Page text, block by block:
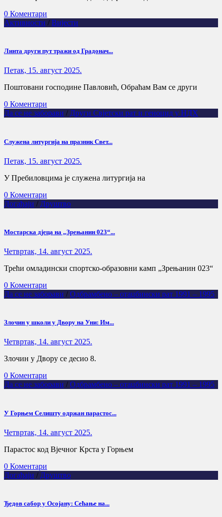
0 Коментари
Активности / Вијести
Линта други пут тражи од Градонач...
Петак, 15. август 2025.
Поштовани господине Павловић, Обраћам Вам се други
0 Коментари
Да се не заборави / Други Свјетски рат и геноцид у НДХ
Служена литургија на празник Свет...
Петак, 15. август 2025.
У Пребиловцима је служена литургија на
0 Коментари
Догађаји / Друштво
Мостарска дјеца на „Зрењанин 023“...
Четвртак, 14. август 2025.
Трећи омладински спортско-образовни камп „Зрењанин 023“
0 Коментари
Да се не заборави / Одбрамбено – отаџбински рат 1991 – 1995
Злочин у школи у Двору на Уни: Им...
Четвртак, 14. август 2025.
Злочин у Двору се десио 8.
0 Коментари
Да се не заборави / Одбрамбено – отаџбински рат 1991 – 1995
У Горњем Селишту одржан парастос...
Четвртак, 14. август 2025.
Парастос код Вјечног Крста у Горњем
0 Коментари
Догађаји / Друштво
Ђедов сабор у Осојану: Сећање на...